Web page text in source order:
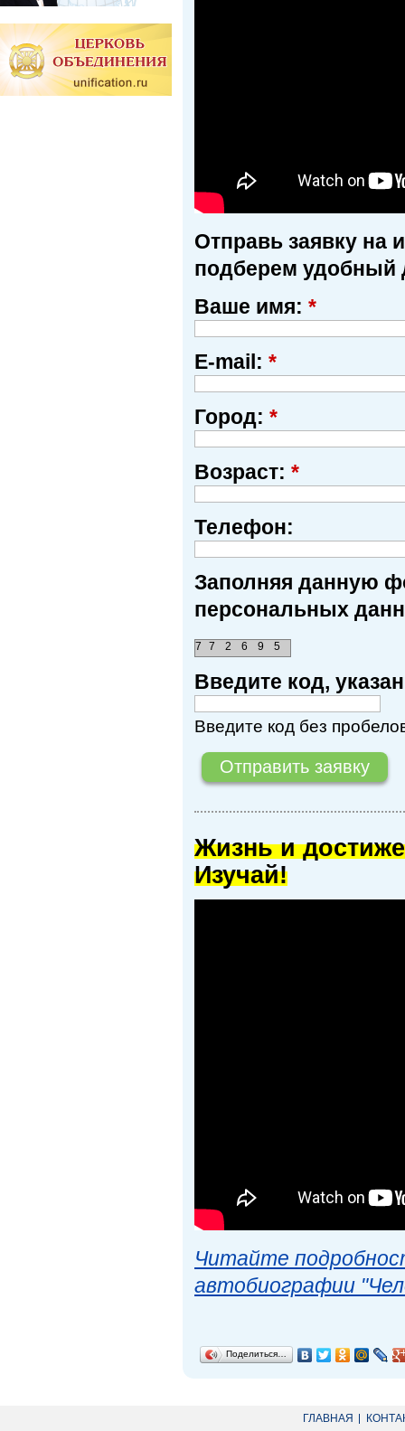
Отправь заявку на
подберем удобный
Ваше имя: *
E-mail: *
Город: *
Возраст: *
Телефон:
Заполняя данную
персональных
7 7 5
9
6
2
Введите код,
Введите код без
Жизнь и
Изучай!
Читайте
автобиографии
Поделиться…
ГЛАВНАЯ